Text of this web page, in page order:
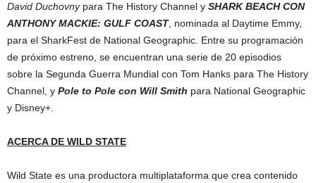
David Duchovnypara The History Channel y SHARK BEACH CON
ANTHONY MACKIE: GULF COAST, nominada al Daytime Emmy,
para el SharkFest de National Geographic. Entre su programación
de próximo estreno, se encuentran una serie de 20 episodios
sobre la Segunda Guerra Mundial con Tom Hanks para The History
Channel, y Pole to Pole con Will Smith para National Geographic
y Disney+.
ACERCA DE WILD STATE
Wild State es una productora multiplataforma que crea contenido